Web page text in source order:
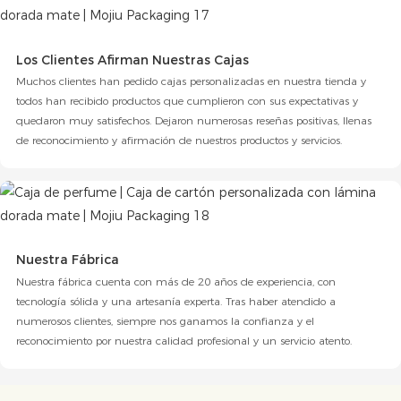
Los Clientes Afirman Nuestras Cajas
Muchos clientes han pedido cajas personalizadas en nuestra tienda y
todos han recibido productos que cumplieron con sus expectativas y
quedaron muy satisfechos. Dejaron numerosas reseñas positivas, llenas
de reconocimiento y afirmación de nuestros productos y servicios.
Nuestra Fábrica
Nuestra fábrica cuenta con más de 20 años de experiencia, con
tecnología sólida y una artesanía experta. Tras haber atendido a
numerosos clientes, siempre nos ganamos la confianza y el
reconocimiento por nuestra calidad profesional y un servicio atento.